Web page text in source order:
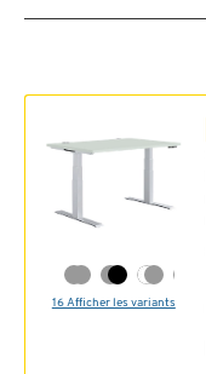
16 Afficher les variants